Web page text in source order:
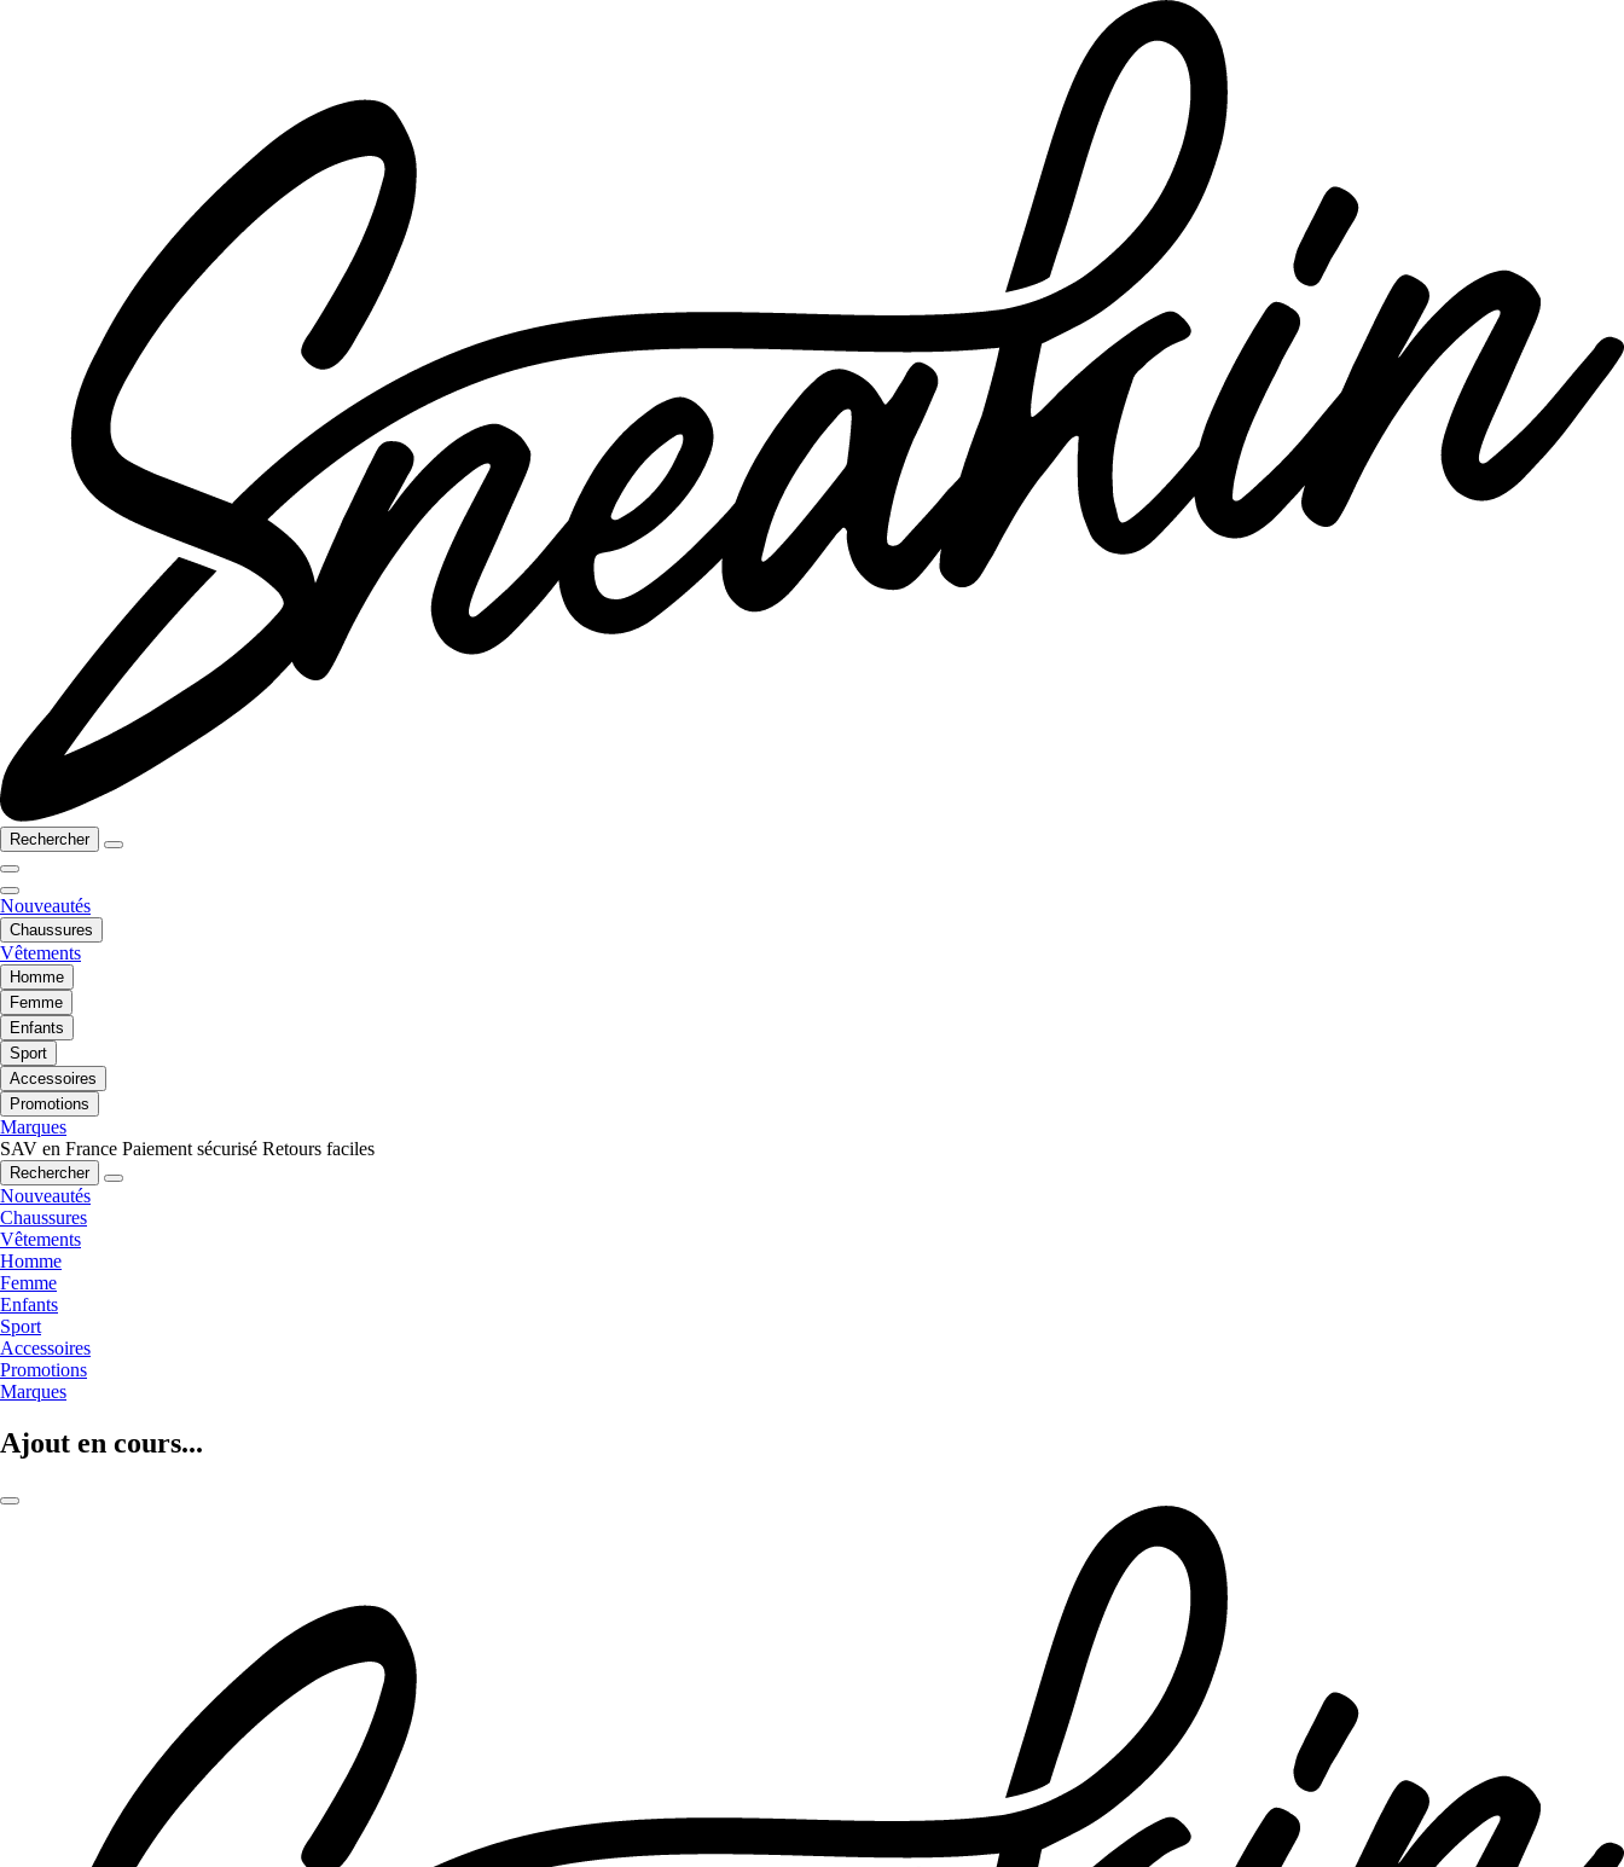
Rechercher
Nouveautés
Chaussures
Vêtements
Homme
Femme
Enfants
Sport
Accessoires
Promotions
Marques
SAV en France Paiement sécurisé Retours faciles
Rechercher
Nouveautés
Chaussures
Vêtements
Homme
Femme
Enfants
Sport
Accessoires
Promotions
Marques
Ajout en cours...